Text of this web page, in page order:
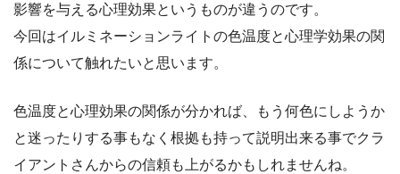
影響を与える心理効果というものが違うのです。
今回はイルミネーションライトの色温度と心理学効果の関
係について触れたいと思います。
色温度と心理効果の関係が分かれば、もう何色にしようか
と迷ったりする事もなく根拠も持って説明出来る事でクラ
イアントさんからの信頼も上がるかもしれませんね。